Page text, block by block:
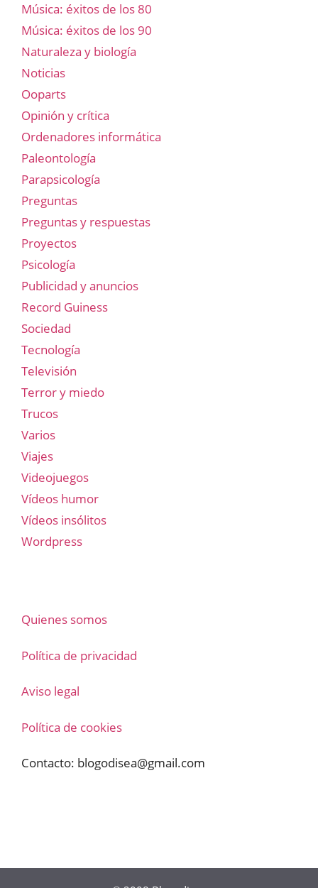
Música: éxitos de los 80
Música: éxitos de los 90
Naturaleza y biología
Noticias
Ooparts
Opinión y crítica
Ordenadores informática
Paleontología
Parapsicología
Preguntas
Preguntas y respuestas
Proyectos
Psicología
Publicidad y anuncios
Record Guiness
Sociedad
Tecnología
Televisión
Terror y miedo
Trucos
Varios
Viajes
Videojuegos
Vídeos humor
Vídeos insólitos
Wordpress
Quienes somos
Política de privacidad
Aviso legal
Política de cookies
Contacto: blogodisea@gmail.com